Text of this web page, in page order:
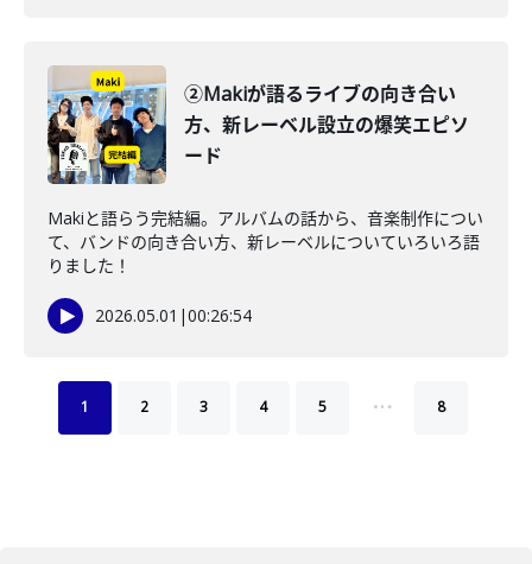
②Makiが語るライブの向き合い
方、新レーベル設立の爆笑エピソ
ード
Makiと語らう完結編。アルバムの話から、音楽制作につい
て、バンドの向き合い方、新レーベルについていろいろ語
りました！
2026.05.01 |00:26:54
1 2 3 4 5 … 8